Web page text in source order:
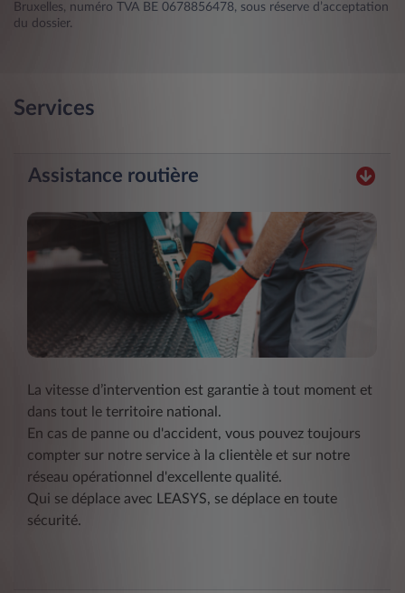
Bruxelles, numéro TVA BE 0678856478, sous réserve d’acceptation
du dossier.
Services
Assistance routière
La vitesse d’intervention est garantie à tout moment et
dans tout le territoire national.
En cas de panne ou d'accident, vous pouvez toujours
compter sur notre service à la clientèle et sur notre
réseau opérationnel d'excellente qualité.
Qui se déplace avec LEASYS, se déplace en toute
sécurité.